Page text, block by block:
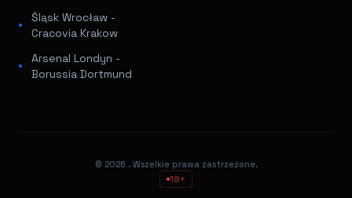
Śląsk Wrocław -
Cracovia Krakow
Arsenal Londyn -
Borussia Dortmund
© 2026 . Wszelkie prawa zastrzeżone.
18+